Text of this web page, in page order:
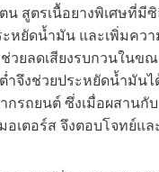
น สูตรเนื้อยางพิเศษที่
หยัดน้ำมัน และเพิ่มคว
วยลดเสียงรบกวนใน
จึงช่วยประหยัดน้ำมัน
รถยนต์ ซึ่งเมื่อผสาน
เตอร์ส จึงตอบโจทย์แล